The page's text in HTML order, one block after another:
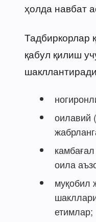
ҳолда навбат
Тадбиркорлар
қабул қилиш
оилавий
оила
муқобил
етимлар;